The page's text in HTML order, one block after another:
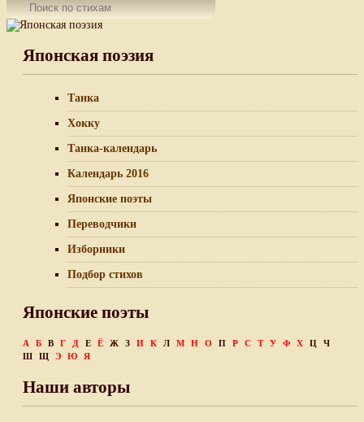
Японская поэзия
Танка
Хокку
Танка-календарь
Календарь 2016
Японские поэты
Переводчики
Изборники
Подбор стихов
Японские поэты
А Б В Г Д Е Ё Ж З И К Л М Н О П Р С Т У Ф Х Ц
Ч
Ш
Щ Э Ю Я
Наши авторы